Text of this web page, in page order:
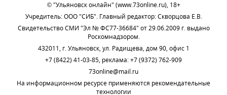
© "Ульяновск онлайн" (www.73online.ru), 18+
Учредитель: ООО "СИБ". Главный редактор: Скворцова Е.В.
Свидетельство СМИ "Эл № ФС77-36684" от 29.06.2009 г. выдано
Роскомнадзором.
432011, г. Ульяновск, ул. Радищева, дом 90, офис 1
+7 (8422) 41-03-85, реклама: +7 (9372) 762-909
73online@mail.ru
На информационном ресурсе применяются рекомендательные
технологии